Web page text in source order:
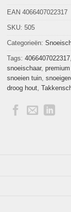
EAN 4066407022317
SKU: 505
Categorieën:
Tags: 4066407022317,
snoeischaar,
snoeien tuin,
droog hout,